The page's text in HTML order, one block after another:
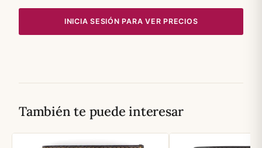
INICIA SESIÓN PARA VER PRECIOS
También te puede interesar